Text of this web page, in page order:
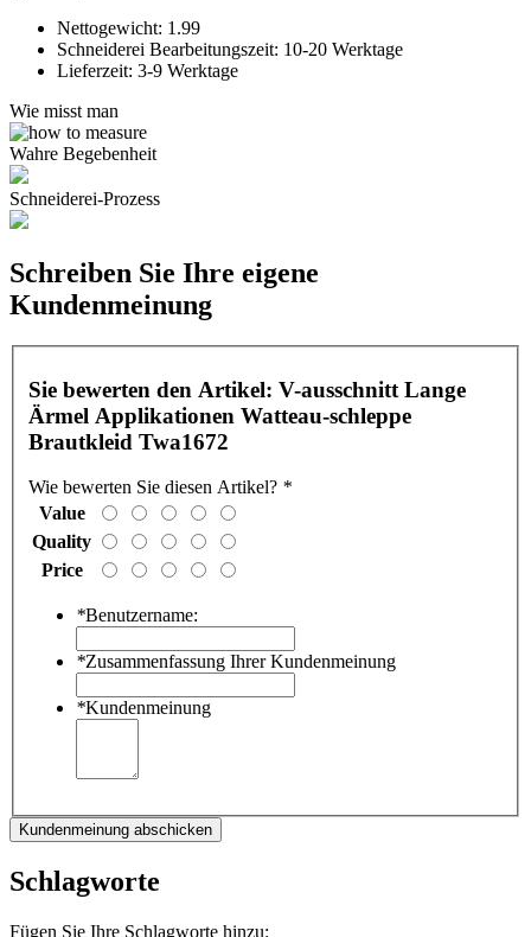
Nettogewicht: 1.99
Schneiderei Bearbeitungszeit: 10-20 Werktage
Lieferzeit: 3-9 Werktage
Wie misst man
Wahre Begebenheit
Schneiderei-Prozess
Schreiben Sie Ihre eigene
Kundenmeinung
Sie bewerten den Artikel: V-ausschnitt Lange
Ärmel Applikationen Watteau-schleppe
Brautkleid Twa1672
Wie bewerten Sie diesen Artikel? *
Value
Quality
Price
*Benutzername:
*Zusammenfassung Ihrer Kundenmeinung
*Kundenmeinung
Kundenmeinung abschicken
Schlagworte
Fügen Sie Ihre Schlagworte hinzu: